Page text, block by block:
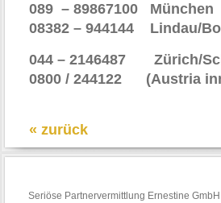
089 – 89867100 München
08382 – 944144 Lindau/
044 – 2146487 Zürich/
0800 / 244122 (Austria
« zurück
Seriöse Partnervermittlung Ernestine